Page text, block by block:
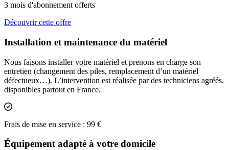
3 mois d'abonnement offerts
Découvrir cette offre
Installation et maintenance du matériel
Nous faisons installer votre matériel et prenons en charge son
entretien (changement des piles, remplacement d’un matériel
défectueux…). L’intervention est réalisée par des techniciens agréés,
disponibles partout en France.
Inclus
Frais de mise en service : 99 €
Équipement adapté à votre domicile